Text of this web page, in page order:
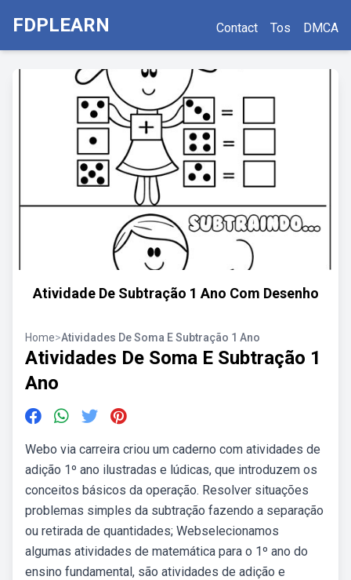
FDPLEARN Contact Tos DMCA
Atividade De Subtração 1 Ano Com Desenho
Home>Atividades De Soma E Subtração 1 Ano
Atividades De Soma E Subtração 1
Ano
Webo via carreira criou um caderno com atividades de
adição 1º ano ilustradas e lúdicas, que introduzem os
conceitos básicos da operação. Resolver situações
problemas simples da subtração fazendo a separação
ou retirada de quantidades; Webselecionamos
algumas atividades de matemática para o 1º ano do
ensino fundamental, são atividades de adição e